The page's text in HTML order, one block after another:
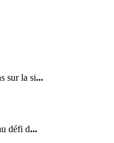
sur la si...
défi d...